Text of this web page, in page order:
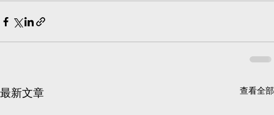
最新文章 查看全部